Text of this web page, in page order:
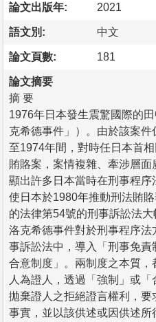
論文出版年: 2021
語文別: 中文
論文頁數: 181
論文摘要
摘 要
1976年日本發生震驚國際的
克希德事件」）。由於該案
至1974年間，對時任日本首
賄賂案，案情複雜、牽涉層
顯出許多日本當時在刑事程
使日本於1980年推動刑法賄
的法律第54號的刑事訴訟法大
洛克希德事件對於刑事程序法
事訴訟法中，導入「刑事免
合意制度」。兩制度之本質
人為證人，透過「強制」或
拋棄證人之拒絕證言權利，
事實，並以該供述或因供述